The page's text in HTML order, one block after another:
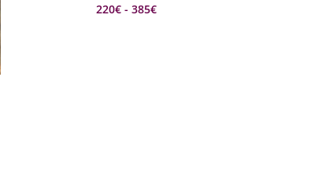
220€ - 385€Rango